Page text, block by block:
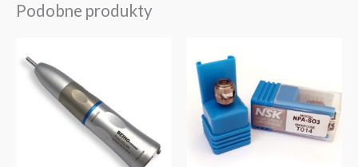
Podobne produkty